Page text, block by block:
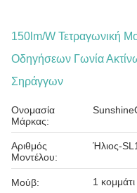
150lm/W Τετραγωνική
Οδηγήσεων Γωνία
Σηράγγων
Ονομασία
Μάρκας:
Αριθμός
Μοντέλου:
Ήλιος-
Μούβ: 1 κομμάτι